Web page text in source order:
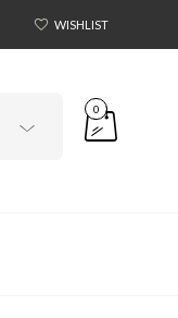
WISHLIST
0